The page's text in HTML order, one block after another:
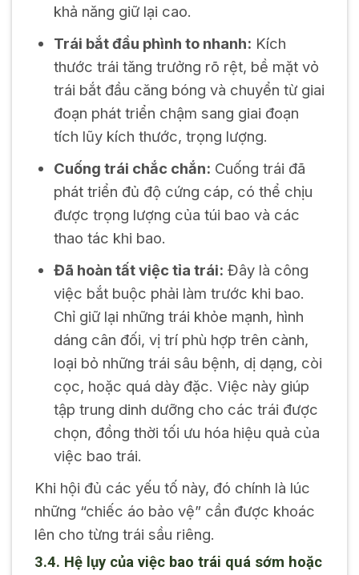
khả năng giữ lại cao.
Trái bắt đầu phình to nhanh: Kích
thước trái tăng trưởng rõ rệt, bề mặt vỏ
trái bắt đầu căng bóng và chuyển từ giai
đoạn phát triển chậm sang giai đoạn
tích lũy kích thước, trọng lượng.
Cuống trái chắc chắn: Cuống trái đã
phát triển đủ độ cứng cáp, có thể chịu
được trọng lượng của túi bao và các
thao tác khi bao.
Đã hoàn tất việc tỉa trái: Đây là công
việc bắt buộc phải làm trước khi bao.
Chỉ giữ lại những trái khỏe mạnh, hình
dáng cân đối, vị trí phù hợp trên cành,
loại bỏ những trái sâu bệnh, dị dạng, còi
cọc, hoặc quá dày đặc. Việc này giúp
tập trung dinh dưỡng cho các trái được
chọn, đồng thời tối ưu hóa hiệu quả của
việc bao trái.
Khi hội đủ các yếu tố này, đó chính là lúc
những “chiếc áo bảo vệ” cần được khoác
lên cho từng trái sầu riêng.
3.4. Hệ lụy của việc bao trái quá sớm hoặc